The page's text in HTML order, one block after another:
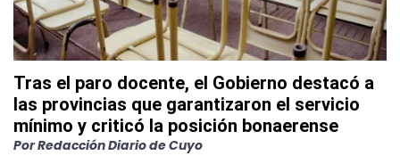
Tras el paro docente, el Gobierno destacó a
las provincias que garantizaron el servicio
mínimo y criticó la posición bonaerense
PorRedacción Diario de Cuyo